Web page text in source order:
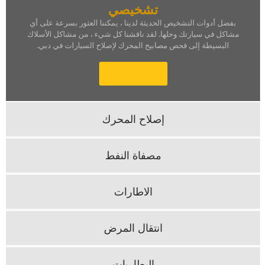
‏إصلاح المحرك‏
مصفاة النفط
‏الاطارات‏
‏انتقال المرض‏
‏تشخيصي‏
‏بفضل أدوات التشخيص الحديثة لدينا ، يمكننا العثور بسرعة على أي
مشاكل في سيارتك وحلها.‏ ‏لقد ناقشنا كل شيء ، من مشاكل الأسلاك
البسيطة إلى فحص مصابيح المحرك لإصلاح السيارات في دبي.‏